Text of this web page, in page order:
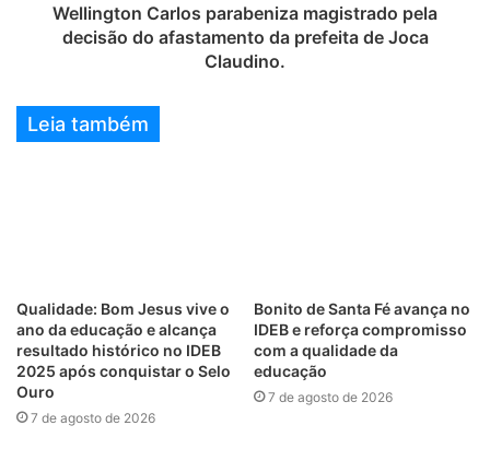
Wellington Carlos parabeniza magistrado pela
decisão do afastamento da prefeita de Joca
Claudino.
Leia também
Qualidade: Bom Jesus vive o
ano da educação e alcança
resultado histórico no IDEB
2025 após conquistar o Selo
Ouro
7 de agosto de 2026
Bonito de Santa Fé avança no
IDEB e reforça compromisso
com a qualidade da
educação
7 de agosto de 2026